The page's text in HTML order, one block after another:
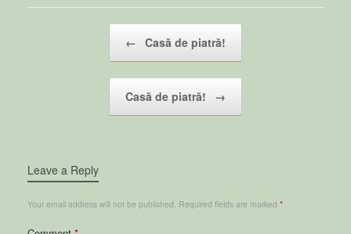
← Casă de piatră!
Casă de piatră! →
Leave a Reply
Your email address will not be published. Required fields are marked *